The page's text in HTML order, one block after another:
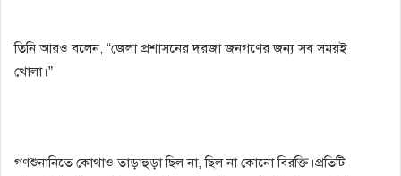
তিনি আরও বলেন, “জেলা প্রশাসনের দরজা জনগণের জন্য সব সময়ই
খোলা।”
গণশুনানিতে কোথাও তাড়াহুড়া ছিল না, ছিল না কোনো বিরক্তি।প্রতিটি